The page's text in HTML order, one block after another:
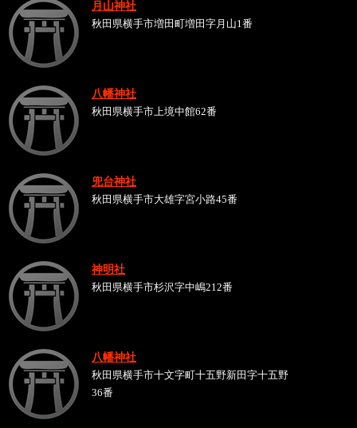
月山神社
秋田県横手市増田町増田字月山1番
八幡神社
秋田県横手市上境中館62番
兜台神社
秋田県横手市大雄字宮小路45番
神明社
秋田県横手市杉沢字中嶋212番
八幡神社
秋田県横手市十文字町十五野新田字十五野
36番